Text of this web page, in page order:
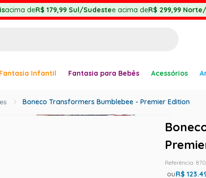
acima deR$ 179,99 Sul/Sudestee acima deR$ 299,99
Fantasia Infantil Fantasia para Bebês Acessórios
Boneco Transformers Bumblebee - Premier Edition
Referência:
ouR$